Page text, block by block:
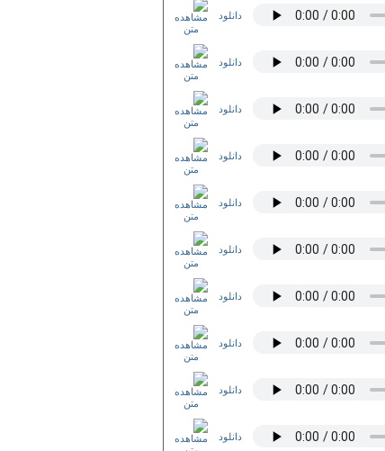
دانلود
دانلود
دانلود
دانلود
دانلود
دانلود
دانلود
دانلود
دانلود
دانلود